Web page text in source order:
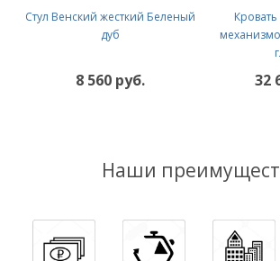
Стул Венский жесткий Беленый
дуб
8 560 руб. 32
Наши